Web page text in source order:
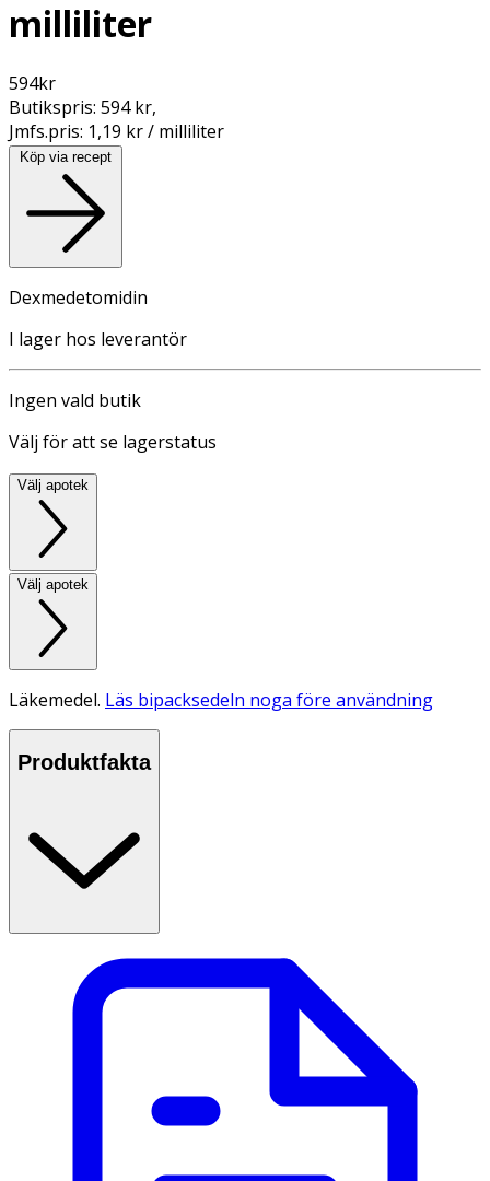
milliliter
594kr
Butikspris: 594 kr,
Jmfs.pris: 1,19 kr / milliliter
Köp via recept
Dexmedetomidin
I lager hos leverantör
Ingen vald butik
Välj för att se lagerstatus
Välj apotek
Välj apotek
Läkemedel. Läs bipacksedeln noga före användning
Produktfakta